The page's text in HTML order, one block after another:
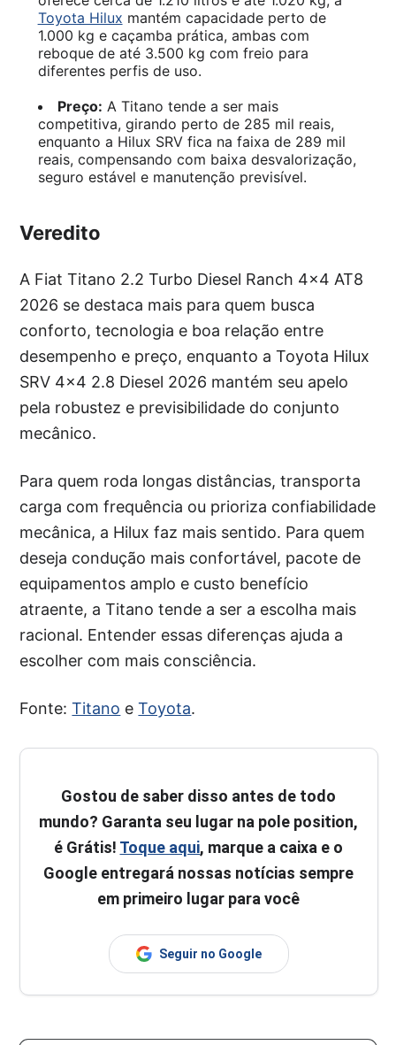
Toyota Hilux mantém capacidade perto de
1.000 kg e caçamba prática, ambas com
reboque de até 3.500 kg com freio para
diferentes perfis de uso.
Preço: A Titano tende a ser mais
competitiva, girando perto de 285 mil reais,
enquanto a Hilux SRV fica na faixa de 289 mil
reais, compensando com baixa desvalorização,
seguro estável e manutenção previsível.
Veredito
A Fiat Titano 2.2 Turbo Diesel Ranch 4×4 AT8
2026 se destaca mais para quem busca
conforto, tecnologia e boa relação entre
desempenho e preço, enquanto a Toyota Hilux
SRV 4×4 2.8 Diesel 2026 mantém seu apelo
pela robustez e previsibilidade do conjunto
mecânico.
Para quem roda longas distâncias, transporta
carga com frequência ou prioriza confiabilidade
mecânica, a Hilux faz mais sentido. Para quem
deseja condução mais confortável, pacote de
equipamentos amplo e custo benefício
atraente, a Titano tende a ser a escolha mais
racional. Entender essas diferenças ajuda a
escolher com mais consciência.
Fonte:Titano eToyota.
Gostou de saber disso antes de todo
mundo? Garanta seu lugar na pole position,
é Grátis! Toque aqui, marque a caixa e o
Google entregará nossas notícias sempre
em primeiro lugar para você
Seguir no Google